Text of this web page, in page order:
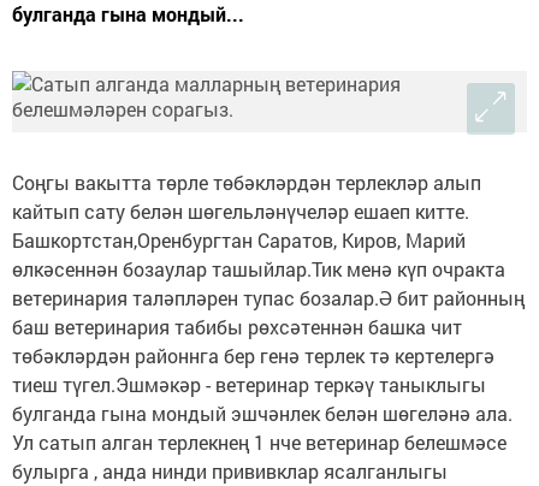
булганда гына мондый...
Соңгы вакытта төрле төбәкләрдән терлекләр алып
кайтып сату белән шөгельләнүчеләр ешаеп китте.
Башкортстан,Оренбургтан Саратов, Киров, Марий
өлкәсеннән бозаулар ташыйлар.Тик менә күп очракта
ветеринария таләпләрен тупас бозалар.Ә бит районның
баш ветеринария табибы рөхсәтеннән башка чит
төбәкләрдән районнга бер генә терлек тә кертелергә
тиеш түгел.Эшмәкәр - ветеринар теркәү таныклыгы
булганда гына мондый эшчәнлек белән шөгеләнә ала.
Ул сатып алган терлекнең 1 нче ветеринар белешмәсе
булырга , анда нинди прививклар ясалганлыгы